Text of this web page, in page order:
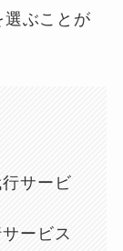
選ぶことが
サービ
ービス